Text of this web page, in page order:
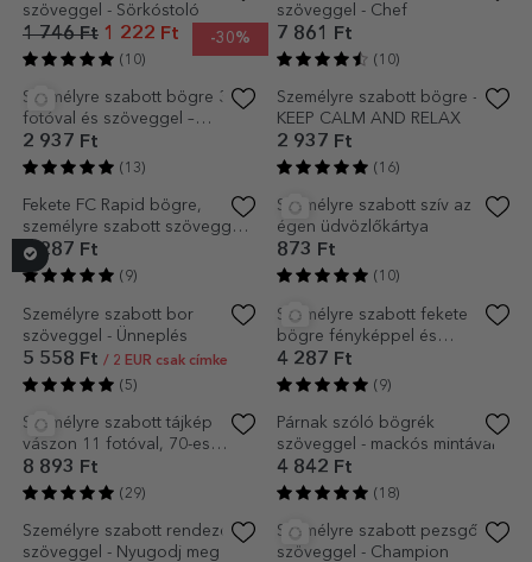
(16) (19)
Személyre szabott csokoládé -
KEEP CALM
2 303 Ft
(11)
Személyre szabott
jegyzetfüzet – Love Story
4 287 Ft